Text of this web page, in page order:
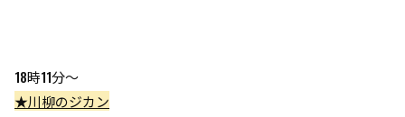
18時11分～
★川柳のジカン